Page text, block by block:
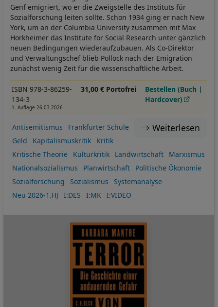
Genf emigriert, wo er die Zweigstelle des Instituts für
Sozialforschung leiten sollte. Schon 1934 ging er nach New
York, um an der Columbia University zusammen mit Max
Horkheimer das Institute for Social Research unter gänzlich
neuen Bedingungen wiederaufzubauen. Als Co-Direktor
und Verwaltungschef blieb Pollock nach der Emigration
zunächst wenig Zeit für die wissenschaftliche Arbeit.
ISBN 978-3-86259-
134-3
1. Auflage 26.03.2026
31,00 € Portofrei
Bestellen (Buch |
Hardcover)
Weiterlesen
Antisemitismus
Frankfurter Schule
Geld
Kapitalismuskritik
Kritik
Kritische Theorie
Kulturkritik Landwirtschaft
Marxismus
Nationalsozialismus
Planwirtschaft
Politische Ökonomie
Sozialforschung
Sozialismus
Systemanalyse
Neu 2026-1.HJ
I:DES I:MK I:VIDEO